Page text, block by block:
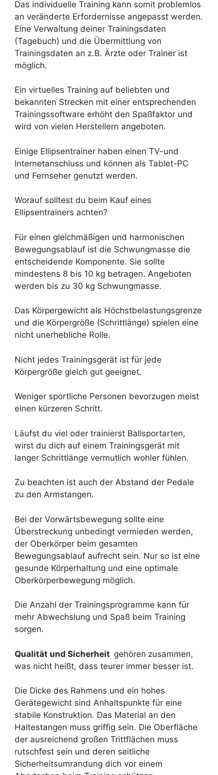
Das individuelle Training kann somit problemlos
an veränderte Erfordernisse angepasst werden.
Eine Verwaltung deiner Trainingsdaten
(Tagebuch) und die Übermittlung von
Trainingsdaten an z.B. Ärzte oder Trainer ist
möglich.
Ein virtuelles Training auf beliebten und
bekannten Strecken mit einer entsprechenden
Trainingssoftware erhöht den Spaßfaktor und
wird von vielen Herstellern angeboten.
Einige Ellipsentrainer haben einen TV-und
Internetanschluss und können als Tablet-PC
und Fernseher genutzt werden.
Worauf solltest du beim Kauf eines
Ellipsentrainers achten?
Für einen gleichmäßigen und harmonischen
Bewegungsablauf ist die Schwungmasse die
entscheidende Komponente. Sie sollte
mindestens 8 bis 10 kg betragen. Angeboten
werden bis zu 30 kg Schwungmasse.
Das Körpergewicht als Höchstbelastungsgrenze
und die Körpergröße (Schrittlänge) spielen eine
nicht unerhebliche Rolle.
Nicht jedes Trainingsgerät ist für jede
Körpergröße gleich gut geeignet.
Weniger sportliche Personen bevorzugen meist
einen kürzeren Schritt.
Läufst du viel oder trainierst Ballsportarten,
wirst du dich auf einem Trainingsgerät mit
langer Schrittlänge vermutlich wohler fühlen.
Zu beachten ist auch der Abstand der Pedale
zu den Armstangen.
Bei der Vorwärtsbewegung sollte eine
Überstreckung unbedingt vermieden werden,
der Oberkörper beim gesamten
Bewegungsablauf aufrecht sein. Nur so ist eine
gesunde Körperhaltung und eine optimale
Oberkörperbewegung möglich.
Die Anzahl der Trainingsprogramme kann für
mehr Abwechslung und Spaß beim Training
sorgen.
Qualität und Sicherheit gehören zusammen,
was nicht heißt, dass teurer immer besser ist.
Die Dicke des Rahmens und ein hohes
Gerätegewicht sind Anhaltspunkte für eine
stabile Konstruktion. Das Material an den
Haltestangen muss griffig sein. Die Oberfläche
der ausreichend großen Trittflächen muss
rutschfest sein und deren seitliche
Sicherheitsumrandung dich vor einem